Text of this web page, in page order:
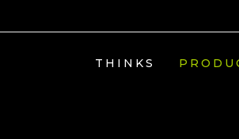
THINKS